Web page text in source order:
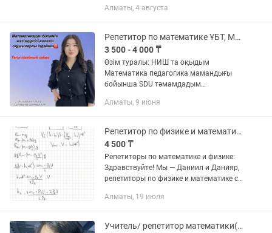
запутанными после школьных уроков,
Алматы, 4 августа
Репетитор по математике ҰБТ, Магистратура ДАЙЫНДЫҚ онлайн
3 500 - 4 000 ₸
Өзім туралы: НИШ та оқыдым
Математика педагогика мамандығы
бойынша SDU тәмамдадым
аралығында математика пәнінен
дайындау • Онлайн форматта...
Алматы, 9 июня
Репетитор по физике и математике 5-11 класс и Подготовка к ЕНТ, Онлайн
4 500 ₸
Репетиторы по математике и физике:
Здравствуйте! Мы — Даниил и Данияр,
репетиторы по физике и математике с
личным результатом и
каждому...
Алматы, 19 июля
Учитель/ репетитор математики(ЕНТ,НИШ,БИЛ ) обучение оффлайн/онлайн)